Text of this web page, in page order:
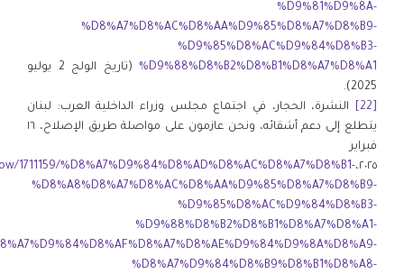
%D9%81%D9%8A-
%D8%A7%D8%AC%D8%AA%D9%85%D8%A7%D8%B9-
%D9%85%D8%AC%D9%84%D8%B3-
%D9%88%D8%B2%D8%B1%D8%A7%D8%A1
(تاريخ الولج 2 يوليو
2025).
[22]
النشرة، الحجار، في اجتماع مجلس وزراء الداخلية العرب: لبنان
يتطلع إلى دعم أشقائه، ونحن عازمون على مواصلة طريق الإصلاح، ١٦
فبراير
٢٠٢٥، %D8%A7%D9%84%D8%AD%D8%AC%D8%A7%D8%B1-
%D8%A8%D8%A7%D8%AC%D8%AA%D9%85%D8%A7%D8%B9-
%D9%85%D8%AC%D9%84%D8%B3-
%D9%88%D8%B2%D8%B1%D8%A7%D8%A1-
%D8%A7%D9%84%D8%B9%D8%B1%D8%A8-